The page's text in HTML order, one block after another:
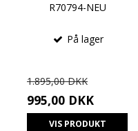
R70794-NEU
På lager
1.895,00 DKK
995,00 DKK
VIS PRODUKT